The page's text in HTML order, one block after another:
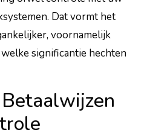
Dat vormt het
voornamelijk
significantie hechten